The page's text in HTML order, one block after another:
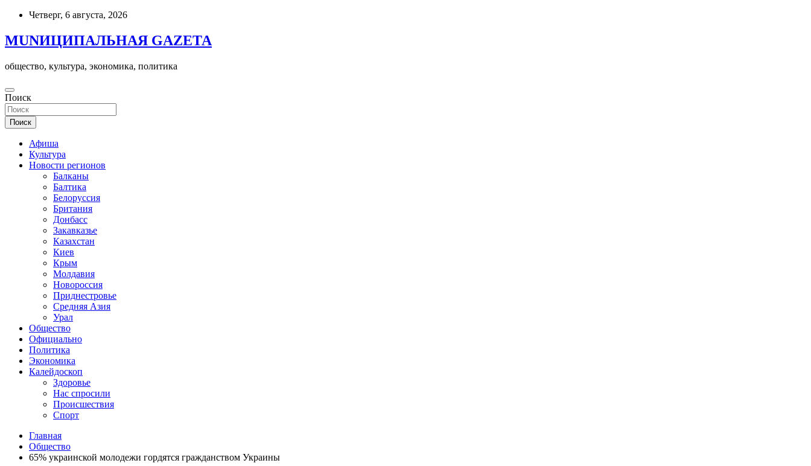
Skip
content
Четверг, 6 августа, 2026
MUNИЦИПАЛЬНАЯ GAZЕТА
общество, культура, экономика, политика
Поиск
Поиск
Афиша
Культура
Новости регионов
Балканы
Балтика
Белоруссия
Британия
Донбасс
Закавказье
Казахстан
Киев
Крым
Молдавия
Новороссия
Приднестровье
Средняя Азия
Урал
Общество
Официально
Политика
Экономика
Калейдоскоп
Здоровье
Нас спросили
Происшествия
Спорт
Главная
Общество
65% украинской молодежи гордятся гражданством Украины